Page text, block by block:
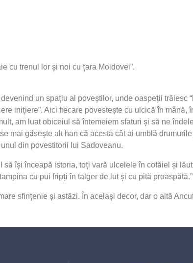
cu trenul lor și noi cu țara Moldovei”.
un spațiu al poveștilor, unde oaspeții trăiesc
inițiere”. Aici fiecare povestește cu ulcică în mână,
am luat obiceiul să întemeiem sfaturi și să ne
mai găsește alt han că acesta cât ai umblă
din povestitorii lui Sadoveanu.
își înceapă istoria, toți vară ulcelele în cofăiel și
cu pui fripți în talger de lut și cu pită proaspătă.”
sfințenie și astăzi. În același decor, dar o altă